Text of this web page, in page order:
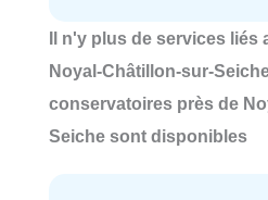
Il n'y plus de services liés
Noyal-Châtillon-sur-
conservatoires près de
Seiche sont disponibles